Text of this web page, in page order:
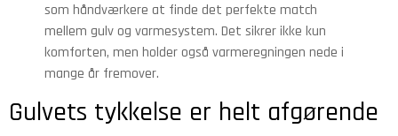
som håndværkere at finde det perfekte match
mellem gulv og varmesystem. Det sikrer ikke kun
komforten, men holder også varmeregningen nede i
mange år fremover.
Gulvets tykkelse er helt afgørende